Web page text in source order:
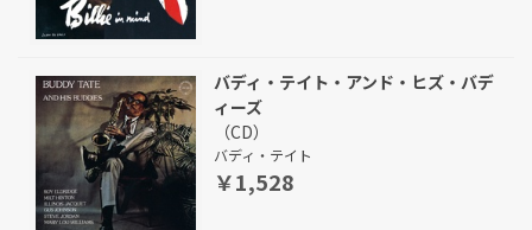
バディ・テイト・アンド・ヒズ・バデ
ィーズ
（CD）
バディ・テイト
￥1,528